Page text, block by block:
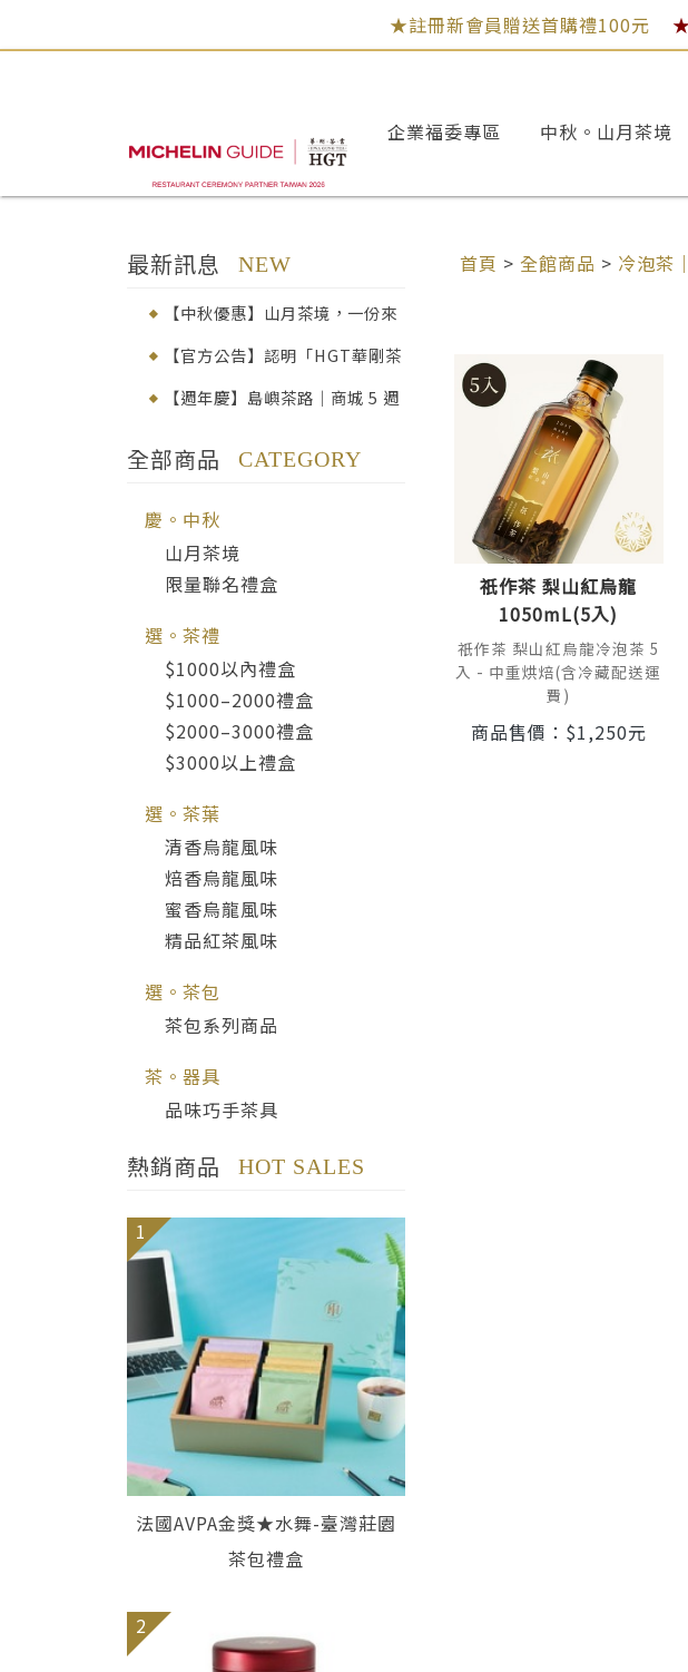
★註冊新會員贈送首購禮100元 ★
企業福委專區 中秋。山月茶境
最新訊息 NEW
【中秋優惠】山月茶境，一份來
自臺灣高山的心意│早鳥92折
【官方公告】認明「HGT華剛茶
業」，品味真正的百年茶韻
【週年慶】島嶼茶路｜商城 5 週
全部商品 CATEGORY
慶。中秋
山月茶境
限量聯名禮盒
選。茶禮
$1000以內禮盒
$1000–2000禮盒
$2000–3000禮盒
$3000以上禮盒
選。茶葉
清香烏龍風味
焙香烏龍風味
蜜香烏龍風味
精品紅茶風味
選。茶包
茶包系列商品
茶。器具
品味巧手茶具
熱銷商品 HOT SALES
1
法國AVPA金獎★水舞-臺灣莊園
茶包禮盒
2
首頁 > 全館商品 > 冷泡茶
祇作茶 梨山紅烏龍
1050mL(5入)
祇作茶 梨山紅烏龍冷泡茶 5
入 - 中重烘焙(含冷藏配送運
費)
商品售價： $1,250元